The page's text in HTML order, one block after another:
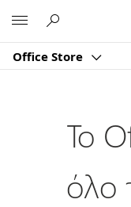
Office Store
Το
όλο